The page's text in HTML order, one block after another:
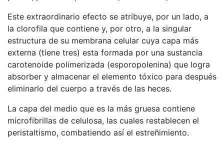
Este extraordinario efecto se atribuye, por un lado, a
la clorofila que contiene y, por otro, a la singular
estructura de su membrana celular cuya capa más
externa (tiene tres) esta formada por una sustancia
carotenoide polimerizada (esporopolenina) que logra
absorber y almacenar el elemento tóxico para después
eliminarlo del cuerpo a través de las heces.
La capa del medio que es la más gruesa contiene
microfibrillas de celulosa, las cuales restablecen el
peristaltismo, combatiendo así el estreñimiento.